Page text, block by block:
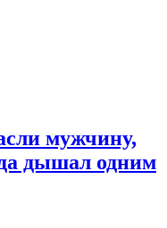
мужчину,
дышал одним